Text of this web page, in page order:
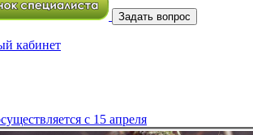
Задать вопрос
кабинет
с 15 апреля